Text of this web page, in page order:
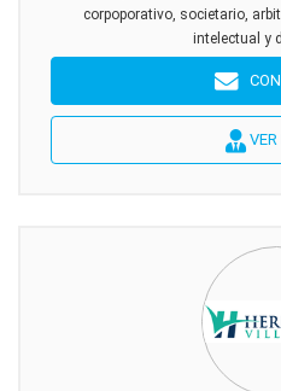
corpoporativo, societario,
intelectual y
VER